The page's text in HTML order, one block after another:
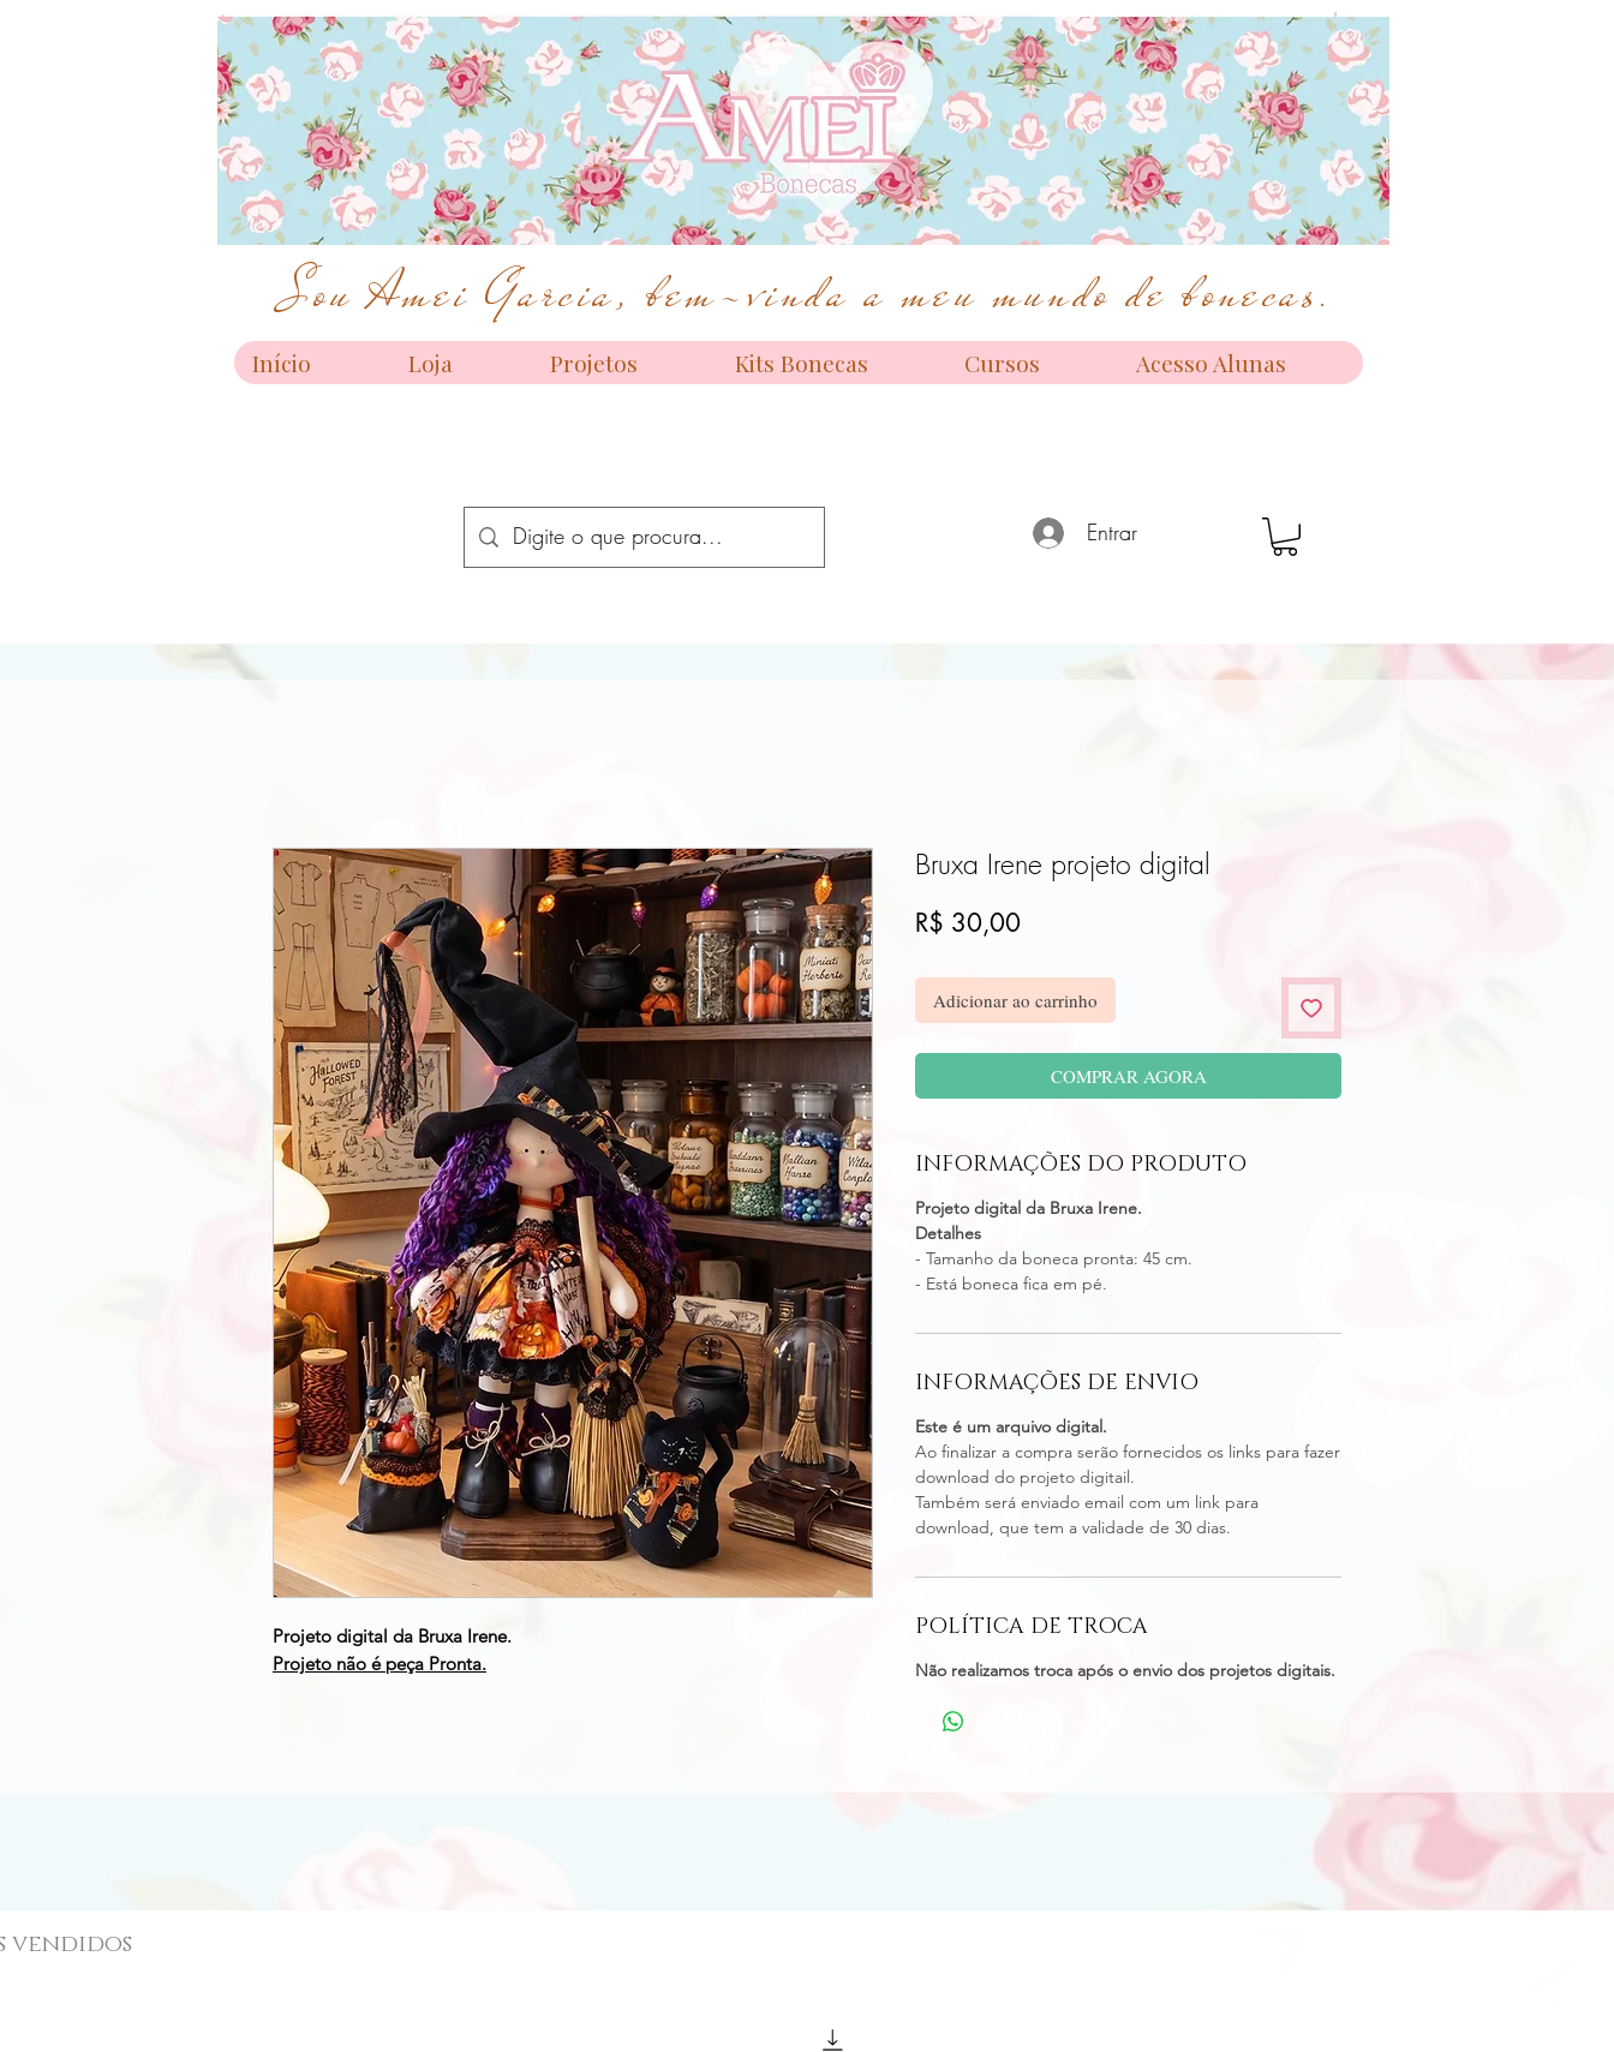
Sou Amei Garcia, bem-vinda a meu mundo de bonecas.
Início Loja Projetos Kits Bonecas Cursos Acesso Alunas
Entrar
Projeto digital da Bruxa Irene.
Projeto não é peça Pronta.
Bruxa Irene projeto digital
R$ 30,00Preço
Adicionar ao carrinho
COMPRAR AGORA
INFORMAÇÕES DO PRODUTO
Projeto digital da Bruxa Irene.
Detalhes
- Tamanho da boneca pronta: 45 cm.
- Está boneca fica em pé.
INFORMAÇÕES DE ENVIO
Este é um arquivo digital.
Ao finalizar a compra serão fornecidos os links para fazer
download do projeto digitail.
Também será enviado email com um link para
download, que tem a validade de 30 dias.
POLÍTICA DE TROCA
Não realizamos troca após o envio dos projetos digitais.
vendidos
Bonecas de alta costura